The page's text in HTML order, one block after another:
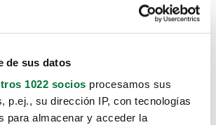
de sus datos
1022 socios procesamos sus
p.ej., su dirección IP, con tecnologías
para almacenar y acceder la